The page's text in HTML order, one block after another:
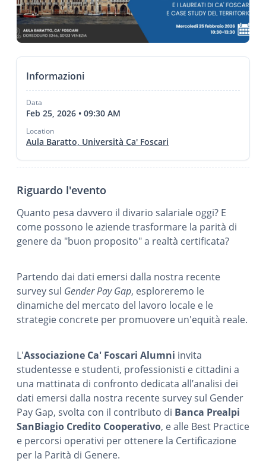
Informazioni
Data
Feb 25, 2026 • 09:30 AM
Location
Aula Baratto, Università Ca' Foscari
Riguardo l'evento
Quanto pesa davvero il divario salariale oggi? E
come possono le aziende trasformare la parità di
genere da "buon proposito" a realtà certificata?
Partendo dai dati emersi dalla nostra recente
survey sul Gender Pay Gap, esploreremo le
dinamiche del mercato del lavoro locale e le
strategie concrete per promuovere un'equità reale.
L'Associazione Ca' Foscari Alumni invita
studentesse e studenti, professionisti e cittadini a
una mattinata di confronto dedicata all’analisi dei
dati emersi dalla nostra recente survey sul Gender
Pay Gap, svolta con il contributo di Banca Prealpi
SanBiagio Credito Cooperativo, e alle Best Practice
e percorsi operativi per ottenere la Certificazione
per la Parità di Genere.